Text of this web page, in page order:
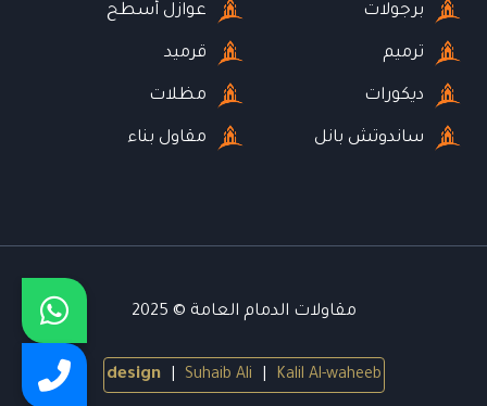
برجولات
ترميم
ديكورات
ساندوتش بانل
عوازل أسطح
قرميد
مظلات
مقاول بناء
مقاولات الدمام العامة © 2025
design Suhaib Ali Kalil Al-waheeb